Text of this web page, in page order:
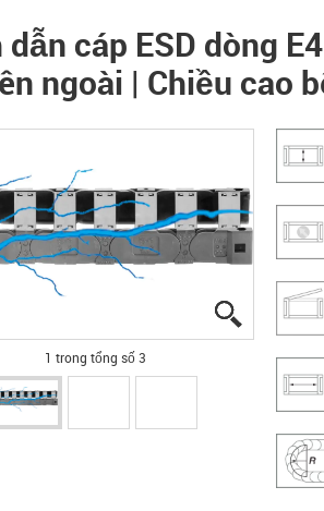
dẫn cáp ESD dòng
ngoài | Chiều cao
igus-
igus-
igus-
1 trong tổng số 3